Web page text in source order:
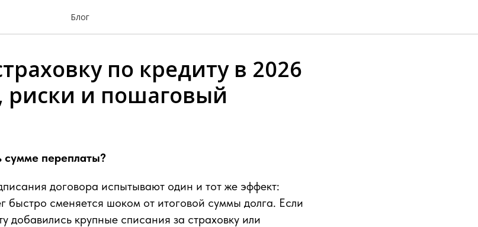
Блог
по кредиту в 2026
риски и пошаговый
сумме переплаты?
договора испытывают один и тот же эффект:
быстро сменяется шоком от итоговой суммы долга. Если
добавились крупные списания за страховку или